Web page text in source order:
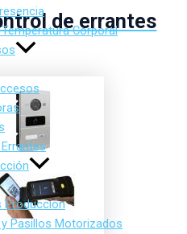
Corporal
Producción
Pasillos Motorizados
de errantes